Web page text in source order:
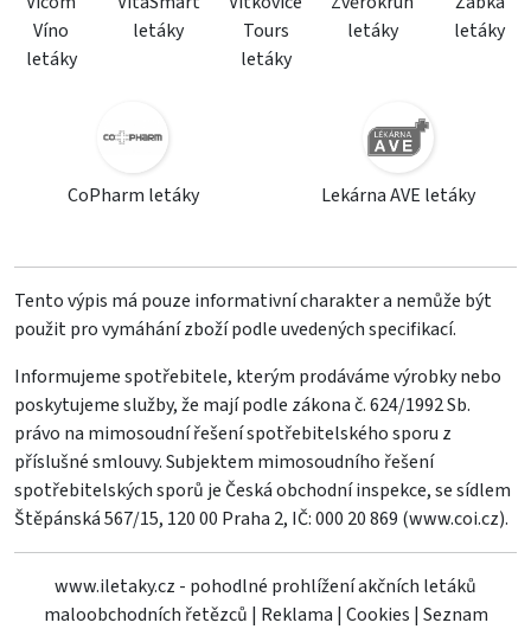
Víno
letáky
letáky
Tours
letáky
letáky
letáky
CoPharm letáky Lekárna AVE letáky
Tento výpis má pouze informativní charakter a nemůže být
použit pro vymáhání zboží podle uvedených specifikací.
Informujeme spotřebitele, kterým prodáváme výrobky nebo
poskytujeme služby, že mají podle zákona č. 624/1992 Sb.
právo na mimosoudní řešení spotřebitelského sporu z
příslušné smlouvy. Subjektem mimosoudního řešení
spotřebitelských sporů je Česká obchodní inspekce, se sídlem
Štěpánská 567/15, 120 00 Praha 2, IČ: 000 20 869 (www.coi.cz).
www.iletaky.cz - pohodlné prohlížení akčních letáků
maloobchodních řetězců | Reklama | Cookies | Seznam